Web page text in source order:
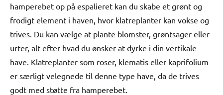
hamperebet op på espalieret kan du skabe et grønt og
frodigt element i haven, hvor klatreplanter kan vokse og
trives. Du kan vælge at plante blomster, grøntsager eller
urter, alt efter hvad du ønsker at dyrke i din vertikale
have. Klatreplanter som roser, klematis eller kaprifolium
er særligt velegnede til denne type have, da de trives
godt med støtte fra hamperebet.